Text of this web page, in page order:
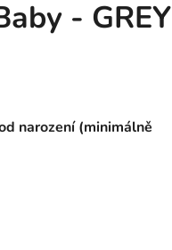
- GREY
narození (minimálně